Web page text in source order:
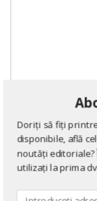
Doriți să fiți
disponibile, află
noutăți editoriale?
utilizați la prima